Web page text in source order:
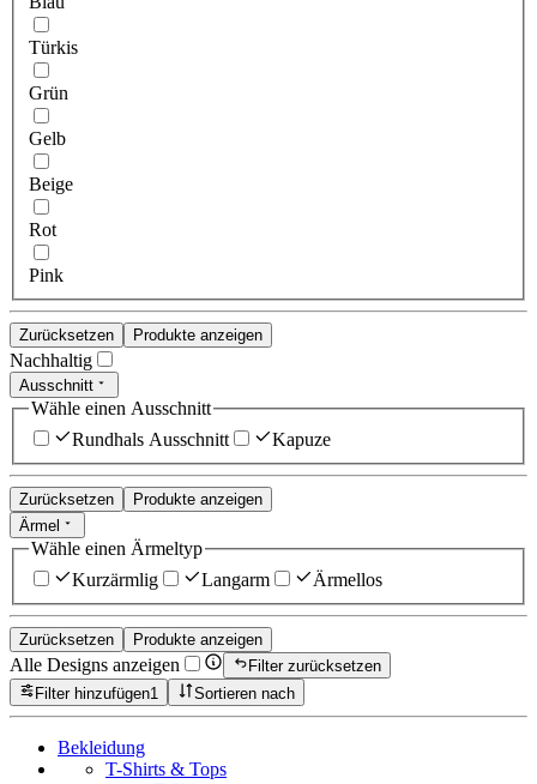
Türkis
Grün
Gelb
Beige
Rot
Pink
Zurücksetzen Produkte anzeigen
Nachhaltig
Ausschnitt
Wähle einen Ausschnitt
Rundhals Ausschnitt
Kapuze
Zurücksetzen
Produkte anzeigen
Ärmel
Wähle einen Ärmeltyp
Kurzärmlig
Langarm Ärmellos
Zurücksetzen Produkte anzeigen
Alle Designs anzeigen
Filter zurücksetzen
Filter hinzufügen1 Sortieren nach
Bekleidung
T-Shirts & Tops